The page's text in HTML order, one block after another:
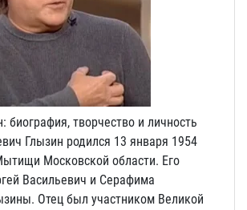
биография, творчество и личность
Глызин родился 13 января 1954
Московской области. Его
Васильевич и Серафима
Отец был участником Великой